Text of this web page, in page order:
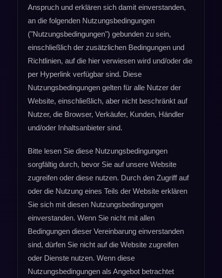
Anspruch und erklären sich damit einverstanden,
an die folgenden Nutzungsbedingungen
("Nutzungsbedingungen") gebunden zu sein,
einschließlich der zusätzlichen Bedingungen und
Richtlinien, auf die hier verwiesen wird und/oder die
per Hyperlink verfügbar sind. Diese
Nutzungsbedingungen gelten für alle Nutzer der
Website, einschließlich, aber nicht beschränkt auf
Nutzer, die Browser, Verkäufer, Kunden, Händler
und/oder Inhaltsanbieter sind.
Bitte lesen Sie diese Nutzungsbedingungen
sorgfältig durch, bevor Sie auf unsere Website
zugreifen oder diese nutzen. Durch den Zugriff auf
oder die Nutzung eines Teils der Website erklären
Sie sich mit diesen Nutzungsbedingungen
einverstanden. Wenn Sie nicht mit allen
Bedingungen dieser Vereinbarung einverstanden
sind, dürfen Sie nicht auf die Website zugreifen
oder Dienste nutzen. Wenn diese
Nutzungsbedingungen als Angebot betrachtet